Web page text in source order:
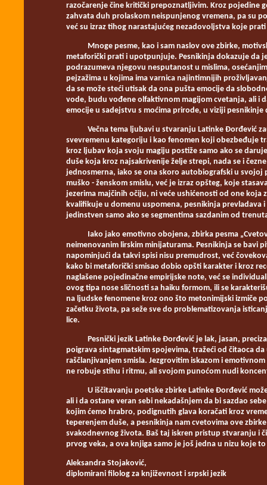
razočarenje čine kritički prepoznatljivim. Kroz pojedine
zahvata duh prolaskom neispunjenog vremena, pa su
već su izraz tihog narastajućeg nezadovoljstva koje
Mnoge pesme, kao i sam naslov ove zbirke,
metaforički prati i upotpunjuje. Pesnikinja dokazuje da
podrazumeva njegovu nesputanost u mislima,
pejzažima u kojima ima varnica najintimnijih
da se može steći utisak da ona pušta emocije da
vode, budu vođene olfaktivnom magijom cvetanja, ali i
emocije u sadejstvu s moćima prirode, u viziji
Večna tema ljubavi u stvaranju Latinke Đorđević
svevremenu kategoriju i kao fenomen koji obezbeđuje
kroz ljubav koja svoju magiju postiže samo ako se
duše koja kroz najsakrivenije želje strepi, nada se i
jednosmerna, iako se ona skoro autobiografski u
muško - ženskom smislu, već je izraz opšteg, koje
jezerima majčinih očiju, ni veće ushićenosti od one koja
kvalifikuje u domenu uspomena, pesnikinja prevladava
jedinstven samo ako se segmentima sazdanim od
Iako jako emotivno obojena, zbirka pesma
neimenovanim lirskim minijaturama. Pesnikinja se bavi
napominjući da takvi spisi nisu premudrost, već
kako bi metaforički smisao dobio opšti karakter i kroz
naglašene pojedinačne empirijske note, već se
ovog tipa nose sličnosti sa haiku formom, ili se
na ljudske fenomene kroz ono što metonimijski izmiče
začetku života, pa seže sve do problematizovanja
lice.
Pesnički jezik Latinke Đorđević je lak, jasan,
poigrava sintagmatskim spojevima, tražeći od čitaoca
raščlanjivanjem smisla. Jezgrovitim iskazom i
ne robuje stihu i ritmu, ali svojom punoćom nudi
U iščitavanju poetske zbirke Latinke Đorđević može
ali i da ostane veran sebi nekadašnjem da bi sazdao
kojim ćemo hrabro, podignutih glava koračati kroz
teperenjem duše, a pesnikinja nam cvetovima ove
svakodnevnog života. Baš taj iskren pristup stvaranju i
prvog veka, a ova knjiga samo je još jedna u nizu koje
Aleksandra Stojaković,
diplomirani filolog za književnost i srpski jezik